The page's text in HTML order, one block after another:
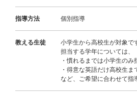
指導方法 個別指導
教える生徒
小学生から高校生が対象で
担当する学年については、
・慣れるまでは小学生のみ
・得意な英語だけ高校生
など、ご希望に合わせて指